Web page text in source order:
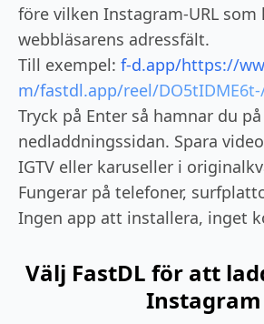
före vilken Instagram-URL som
webbläsarens adressfält.
Till exempel: f-d.app/https://
m/fastdl.app/reel/
Tryck på Enter så hamnar du på
nedladdningssidan. Spara
IGTV eller karuseller i
Fungerar på telefoner,
Ingen app att installera, inget
Välj FastDL för att
Instagram